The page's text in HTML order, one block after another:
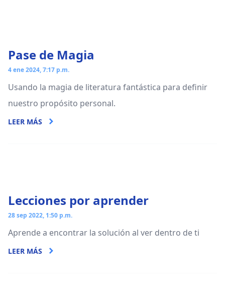
Pase de Magia
4 ene 2024, 7:17 p.m.
Usando la magia de literatura fantástica para definir
nuestro propósito personal.
LEER MÁS
Lecciones por aprender
28 sep 2022, 1:50 p.m.
Aprende a encontrar la solución al ver dentro de ti
LEER MÁS